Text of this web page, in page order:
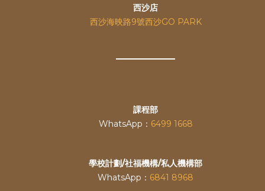
西沙店
西沙海映路9號西沙GO PARK
課程部
WhatsApp： 6499 1668
學校計劃/社福機構/私人機構部
WhatsApp： 6841 8968